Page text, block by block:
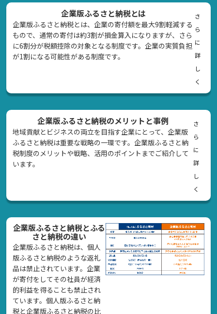
企業版ふるさと納税とは
企業版ふるさと納税とは、企業の寄付額を最大9割軽減する
もので、通常の寄付は約3割が損金算入になりますが、さら
に6割分が税額控除の対象となる制度です。企業の実質負担
が1割になる可能性がある制度です。
さ
ら
に
詳
し
く
企業版ふるさと納税のメリットと事例
地域貢献とビジネスの両立を目指す企業にとって、企業版
ふるさと納税は重要な戦略の一環です。企業版ふるさと納
税制度のメリットや戦略、活用のポイントまでご紹介して
います。
さ
ら
に
詳
し
く
企業版ふるさと納税とふる
さと納税の違い
企業版ふるさと納税は、個人
版ふるさと納税のような返礼
品は禁止されています。企業
が寄付をしてその社員が経済
的利益を得ることも禁止され
ています。個人版ふるさと納
税と企業版ふるさと納税の比